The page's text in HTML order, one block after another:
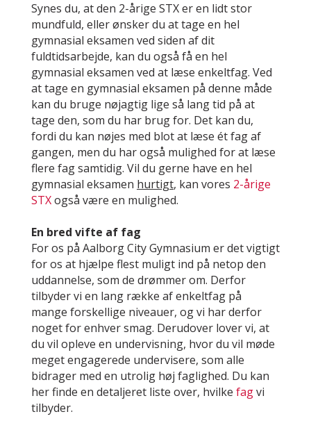
Synes du, at den 2-årige STX er en lidt stor
mundfuld, eller ønsker du at tage en hel
gymnasial eksamen ved siden af dit
fuldtidsarbejde, kan du også få en hel
gymnasial eksamen ved at læse enkeltfag. Ved
at tage en gymnasial eksamen på denne måde
kan du bruge nøjagtig lige så lang tid på at
tage den, som du har brug for. Det kan du,
fordi du kan nøjes med blot at læse ét fag af
gangen, men du har også mulighed for at læse
flere fag samtidig. Vil du gerne have en hel
gymnasial eksamen hurtigt, kan vores 2-årige
STXogså være en mulighed.
En bred vifte af fag
For os på Aalborg City Gymnasium er det vigtigt
for os at hjælpe flest muligt ind på netop den
uddannelse, som de drømmer om. Derfor
tilbyder vi en lang række af enkeltfag på
mange forskellige niveauer, og vi har derfor
noget for enhver smag. Derudover lover vi, at
du vil opleve en undervisning, hvor du vil møde
meget engagerede undervisere, som alle
bidrager med en utrolig høj faglighed. Du kan
her finde en detaljeret liste over, hvilke fagvi
tilbyder.